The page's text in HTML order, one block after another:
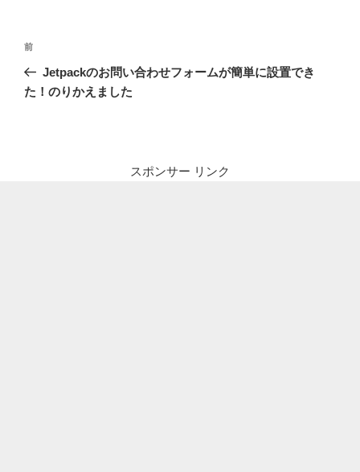
投
ナ
前
の
投
前
Jetpackのお問い合わせフォームが簡単に設置でき
た！のりかえました
スポンサー リンク